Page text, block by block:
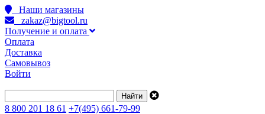
Наши магазины
zakaz@bigtool.ru
Получение и оплата
Оплата
Доставка
Самовывоз
Войти
8 800 201 18 61 +7(495) 661-79-99